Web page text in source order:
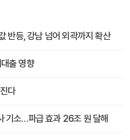
반등, 강남 넘어 외곽까지 확산
출 영향
다
기소…파급 효과 26조 원 달해